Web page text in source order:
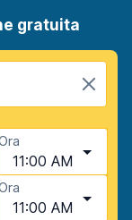
gratuita
11:00 AM
11:00 AM